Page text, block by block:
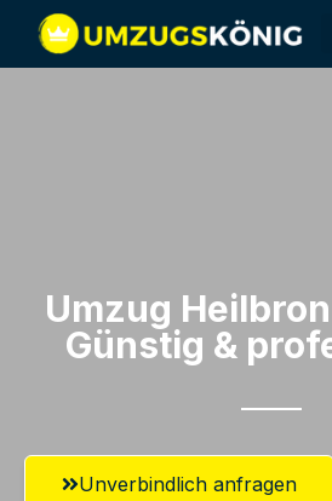
Umzug
Günstig &
Unverbindlich anfragen